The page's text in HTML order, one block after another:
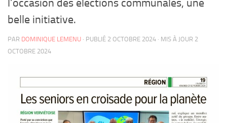
l’occasion des élections communales, une
belle initiative.
PAR DOMINIQUE LEMENU · PUBLIÉ 2 OCTOBRE 2024 · MIS À JOUR 2
OCTOBRE 2024